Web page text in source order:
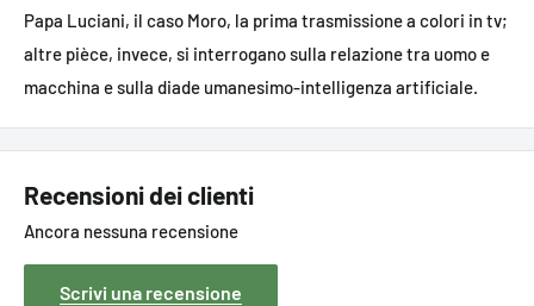
Papa Luciani, il caso Moro, la prima trasmissione a colori in tv;
altre pièce, invece, si interrogano sulla relazione tra uomo e
macchina e sulla diade umanesimo-intelligenza artificiale.
Recensioni dei clienti
Ancora nessuna recensione
Scrivi una recensione